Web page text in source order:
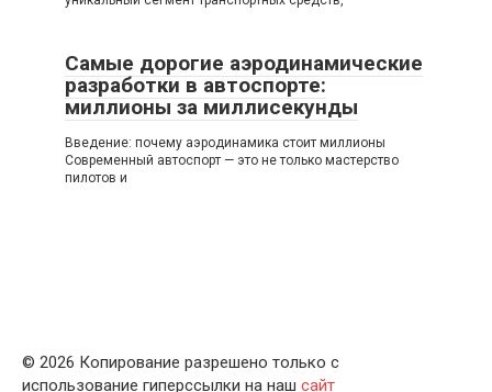
Самые дорогие аэродинамические
разработки в автоспорте:
миллионы за миллисекунды
Введение: почему аэродинамика стоит миллионы
Современный автоспорт — это не только мастерство
пилотов и
© 2026 Копирование разрешено только с
использование гиперссылки на наш сайт